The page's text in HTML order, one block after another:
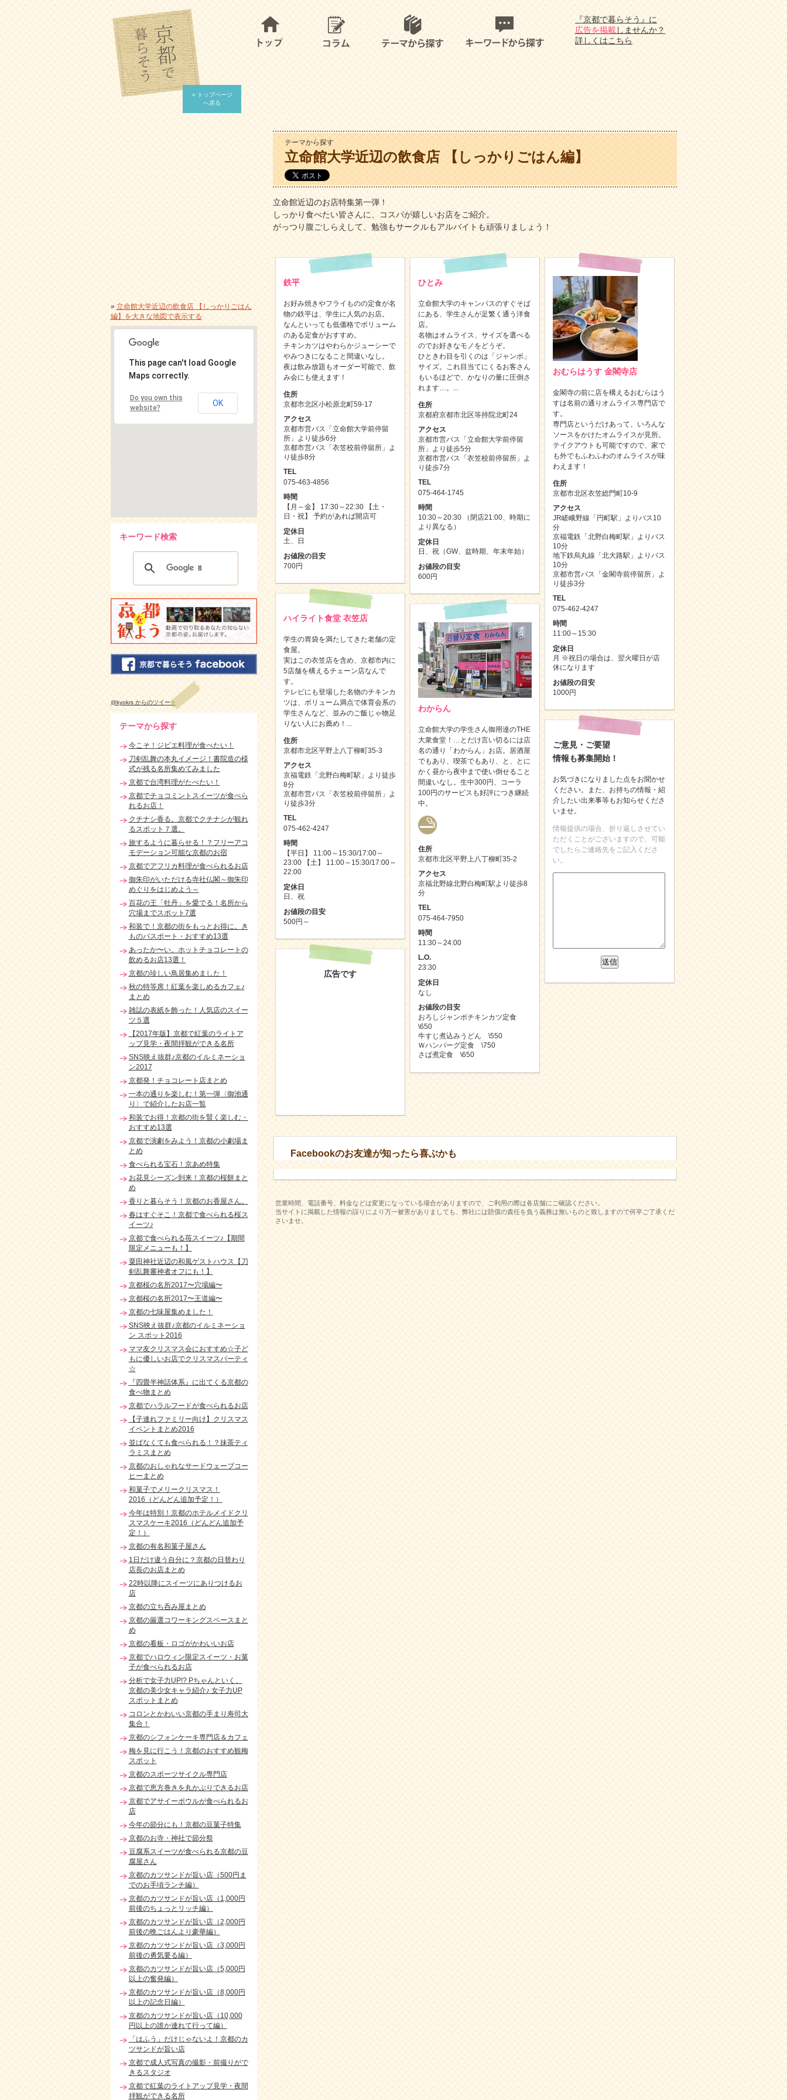
» トップページ
へ戻る
『京都で暮らそう』に
広告を掲載しませんか？
詳しくはこちら
テーマから探す
立命館大学近辺の飲食店 【しっかりごはん編】
立命館近辺のお店特集第一弾！
しっかり食べたい皆さんに、コスパが嬉しいお店をご紹介。
がっつり腹ごしらえして、勉強もサークルもアルバイトも頑張りましょう！
鉄平
お好み焼きやフライものの定食が名
物の鉄平は、学生に人気のお店。
なんといっても低価格でボリューム
のある定食がおすすめ。
チキンカツはやわらかジューシーで
やみつきになること間違いなし。
夜は飲み放題もオーダー可能で、飲
み会にも使えます！
住所
京都市北区小松原北町59-17
アクセス
京都市営バス「立命館大学前停留
所」より徒歩6分
京都市営バス「衣笠校前停留所」よ
り徒歩8分
TEL
075-463-4856
時間
【月～金】 17:30～22:30 【土・
日・祝】 予約があれば開店可
定休日
土、日
お値段の目安
700円
ひとみ
立命館大学のキャンパスのすぐそば
にある、学生さんが足繁く通う洋食
店。
名物はオムライス、サイズを選べる
のでお好きなモノをどうぞ。
ひときわ目を引くのは「ジャンボ」
サイズ。これ目当てにくるお客さん
もいるほどで、かなりの量に圧倒さ
れます…。...
住所
京都府京都市北区等持院北町24
アクセス
京都市営バス「立命館大学前停留
所」より徒歩5分
京都市営バス「衣笠校前停留所」よ
り徒歩7分
TEL
075-464-1745
時間
10:30～20:30 （閉店21:00、時期に
より異なる）
定休日
日、祝（GW、盆時期、年末年始）
お値段の目安
600円
おむらはうす 金閣寺店
金閣寺の前に店を構えるおむらはう
すは名前の通りオムライス専門店で
す。
専門店というだけあって、いろんな
ソースをかけたオムライスが見所。
テイクアウトも可能ですので、家で
も外でもふわふわのオムライスが味
わえます！
住所
京都市北区衣笠総門町10-9
アクセス
JR嵯峨野線「円町駅」よりバス10
分
京福電鉄「北野白梅町駅」よりバス
10分
地下鉄烏丸線「北大路駅」よりバス
10分
京都市営バス「金閣寺前停留所」よ
り徒歩3分
TEL
075-462-4247
時間
11:00～15:30
定休日
月 ※祝日の場合は、翌火曜日が店
休になります
お値段の目安
1000円
ハイライト食堂 衣笠店
学生の胃袋を満たしてきた老舗の定
食屋。
実はこの衣笠店を含め、京都市内に
5店舗を構えるチェーン店なんで
す。
テレビにも登場した名物のチキンカ
ツは、ボリューム満点で体育会系の
学生さんなど、並みのご飯じゃ物足
りない人にお薦め！...
住所
京都市北区平野上八丁柳町35-3
アクセス
京福電鉄「北野白梅町駅」より徒歩
8分
京都市営バス「衣笠校前停留所」よ
り徒歩3分
TEL
075-462-4247
時間
【平日】 11:00～15:30/17:00～
23:00 【土】 11:00～15:30/17:00～
22:00
定休日
日、祝
お値段の目安
500円～
わからん
立命館大学の学生さん御用達のTHE
大衆食堂！…とだけ言い切るには店
名の通り「わからん」お店。居酒屋
でもあり、喫茶でもあり、と、とに
かく昼から夜中まで使い倒せること
間違いなし。生中300円、コーラ
100円のサービスも好評につき継続
中。
住所
京都市北区平野上八丁柳町35-2
アクセス
京福北野線北野白梅町駅より徒歩8
分
TEL
075-464-7950
時間
11:30～24:00
L.O.
23:30
定休日
なし
お値段の目安
おろしジャンボチキンカツ定食
\650
牛すじ煮込みうどん \550
Ｗハンバーグ定食 \750
さば煮定食 \650
ご意見・ご要望
情報も募集開始！
お気づきになりました点をお聞かせ
ください。また、お持ちの情報・紹
介したい出来事等もお知らせくださ
いませ。
情報提供の場合、折り返しさせてい
ただくことがございますので、可能
でしたらご連絡先をご記入くださ
い。
広告です
Facebookのお友達が知ったら喜ぶかも
営業時間、電話番号、料金などは変更になっている場合がありますので、ご利用の際は各店舗にご確認ください。
当サイトに掲載した情報の誤りにより万一被害がありましても、弊社には賠償の責任を負う義務は無いものと致しますので何卒ご了承くだ
さいませ。
»立命館大学近辺の飲食店 【しっかりごはん
編】を大きな地図で表示する
This page can't load Google
Maps correctly.
Do you own this
website?
OK
キーワード検索
@kyokrs からのツイート
テーマから探す
今こそ！ジビエ料理が食べたい！
刀剣乱舞の本丸イメージ！書院造の様
式が残る名所集めてみました
京都で台湾料理がたべたい！
京都でチョコミントスイーツが食べら
れるお店！
クチナシ香る。京都でクチナシが観れ
るスポット７選。
旅するように暮らせる！？フリーアコ
モデーション可能な京都のお宿
京都でアフリカ料理が食べられるお店
御朱印がいただける寺社仏閣～御朱印
めぐりをはじめよう～
百花の王「牡丹」を愛でる！名所から
穴場までスポット7選
和装で！京都の街をもっとお得に。き
ものパスポート・おすすめ13選
あったか〜い。ホットチョコレートの
飲めるお店13選！
京都の珍しい鳥居集めました！
秋の特等席！紅葉を楽しめるカフェ♪
まとめ
雑誌の表紙を飾った！人気店のスイー
ツ５選
【2017年版】京都で紅葉のライトア
ップ見学・夜間拝観ができる名所
SNS映え抜群♪京都のイルミネーショ
ン2017
京都発！チョコレート店まとめ
一本の通りを楽しむ！第一弾〈御池通
り〉で紹介したお店一覧
和装でお得！京都の街を賢く楽しむ・
おすすめ13選
京都で演劇をみよう！京都の小劇場ま
とめ
食べられる宝石！京あめ特集
お花見シーズン到来！京都の桜餅まと
め
香りと暮らそう！京都のお香屋さん。
春はすぐそこ！京都で食べられる桜ス
イーツ♪
京都で食べられる苺スイーツ♪【期間
限定メニューも！】
粟田神社近辺の和風ゲストハウス【刀
剣乱舞審神者オフにも！】
京都桜の名所2017〜穴場編〜
京都桜の名所2017〜王道編〜
京都の七味屋集めました！
SNS映え抜群♪京都のイルミネーショ
ン スポット2016
ママ友クリスマス会におすすめ☆子ど
もに優しいお店でクリスマスパーティ
☆
『四畳半神話体系』に出てくる京都の
食べ物まとめ
京都でハラルフードが食べられるお店
【子連れファミリー向け】クリスマス
イベントまとめ2016
並ばなくても食べられる！？抹茶ティ
ラミスまとめ
京都のおしゃれなサードウェーブコー
ヒーまとめ
和菓子でメリークリスマス！
2016（どんどん追加予定！）
今年は特別！京都のホテルメイドクリ
スマスケーキ2016（どんどん追加予
定！）
京都の有名和菓子屋さん
1日だけ違う自分に？京都の日替わり
店長のお店まとめ
22時以降にスイーツにありつけるお
店
京都の立ち呑み屋まとめ
京都の厳選コワーキングスペースまと
め
京都の看板・ロゴがかわいいお店
京都でハロウィン限定スイーツ・お菓
子が食べられるお店
分析で女子力UP!? Pちゃんといく、
京都の美少女キャラ紹介♪ 女子力UP
スポットまとめ
コロンとかわいい京都の手まり寿司大
集合！
京都のシフォンケーキ専門店＆カフェ
梅を見に行こう！京都のおすすめ観梅
スポット
京都のスポーツサイクル専門店
京都で恵方巻きを丸かぶりできるお店
京都でアサイーボウルが食べられるお
店
今年の節分にも！京都の豆菓子特集
京都のお寺・神社で節分祭
豆腐系スイーツが食べられる京都の豆
腐屋さん
京都のカツサンドが旨い店（500円ま
でのお手頃ランチ編）
京都のカツサンドが旨い店（1,000円
前後のちょっとリッチ編）
京都のカツサンドが旨い店（2,000円
前後の晩ごはんより豪華編）
京都のカツサンドが旨い店（3,000円
前後の勇気要る編）
京都のカツサンドが旨い店（5,000円
以上の奮発編）
京都のカツサンドが旨い店（8,000円
以上の記念日編）
京都のカツサンドが旨い店（10,000
円以上の誰か連れて行って編）
「はふう」だけじゃないよ！京都のカ
ツサンドが旨い店
京都で成人式写真の撮影・前撮りがで
きるスタジオ
京都で紅葉のライトアップ見学・夜間
拝観ができる名所